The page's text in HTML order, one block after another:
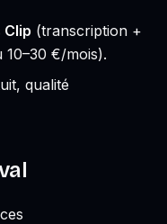
Clip (transcription +
€/mois).
qualité